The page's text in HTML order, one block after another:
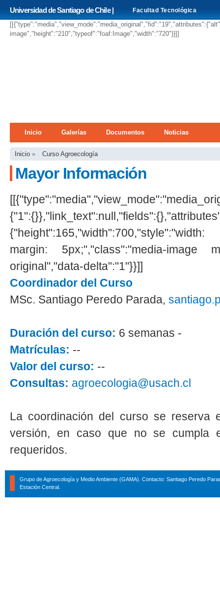
Universidad de Santiago de Chile | Facultad Tecnológica
image","height":"210","typeof":"foaf:Image","width":"720"}}]]
Menú principal
Inicio Galerías Documentos Noticias
Se encuentra usted aquí
Inicio » Curso Agroecología
Mayor Información
margin: 5px;","class":"media-image
original","data-delta":"1"}}]]
Coordinador del Curso
MSc. Santiago Peredo Parada,
Duración del curso: 6 semanas -
Matrículas: --
Valor del curso: --
Consultas: agroecologia@usach.cl
La coordinación del curso se reserva
versión, en caso que no se cumpla
requeridos.
Grupo de Agroecología y Medio Ambiente (GAMA). Contacto: Santiago Peredo
Estación Central.